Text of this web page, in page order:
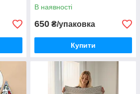
В наявності
650 ₴/упаковка
Купити